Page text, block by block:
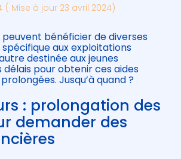
( Mise à jour 23 avril 2024)
peuvent bénéficier de diverses
spécifique aux exploitations
destinée aux jeunes
délais pour obtenir ces aides
Jusqu’à quand ?
: prolongation des
demander des